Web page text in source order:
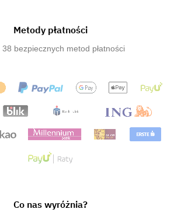
Metody płatności
38 bezpiecznych metod płatności
Co nas wyróżnia?